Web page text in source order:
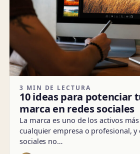
3 MIN DE LECTURA
10 ideas para potenciar
marca en redes sociales
La marca es uno de los activos
cualquier empresa o profesional, y
sociales no…